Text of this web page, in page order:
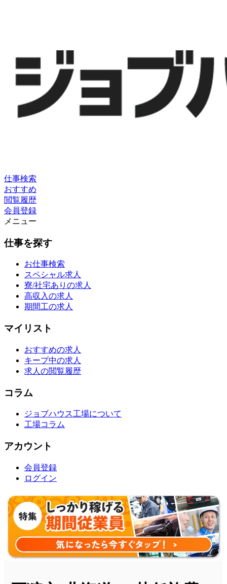
仕事検索
おすすめ
閲覧履歴
会員登録
メニュー
仕事を探す
お仕事検索
スペシャル求人
寮/社宅ありの求人
高収入の求人
期間工の求人
マイリスト
おすすめの求人
キープ中の求人
求人の閲覧履歴
コラム
ジョブハウス工場について
工場コラム
アカウント
会員登録
ログイン